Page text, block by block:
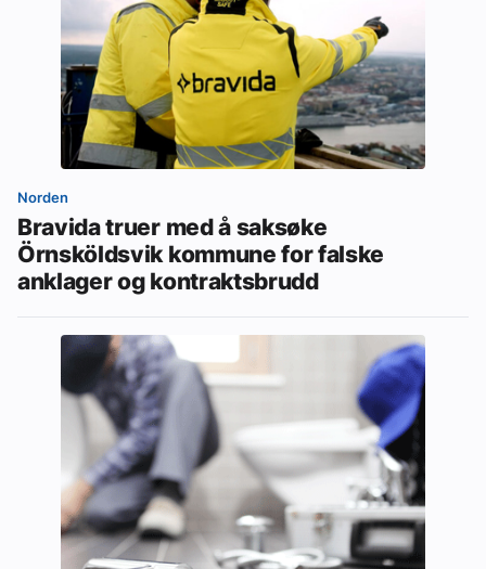
Norden
Bravida truer med å saksøke
Örnsköldsvik kommune for falske
anklager og kontraktsbrudd